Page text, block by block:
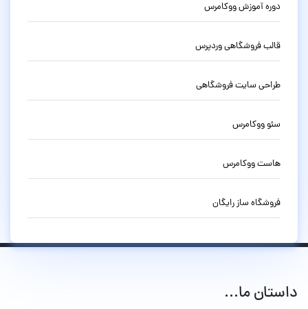
دوره آموزش ووکامرس
قالب فروشگاهی وردپرس
طراحی سایت فروشگاهی
سئو ووکامرس
هاست ووکامرس
فروشگاه ساز رایگان
داستان ما...